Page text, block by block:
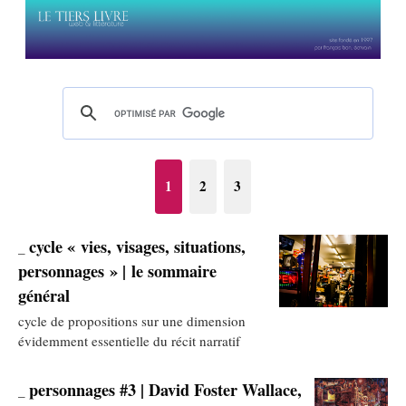
1 2 3
cycle « vies, visages, situations,
personnages » | le sommaire
général
cycle de propositions sur une dimension
évidemment essentielle du récit narratif
personnages #3 | David Foster Wallace,